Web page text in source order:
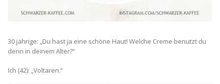
30 jährige: „Du hast ja eine schöne Haut! Welche Creme benutzt du
denn in deinem Alter?“
Ich (42): „Voltaren.“